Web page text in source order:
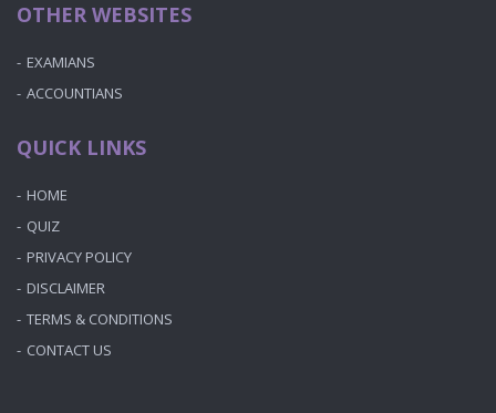
OTHER WEBSITES
EXAMIANS
ACCOUNTIANS
QUICK LINKS
HOME
QUIZ
PRIVACY POLICY
DISCLAIMER
TERMS & CONDITIONS
CONTACT US